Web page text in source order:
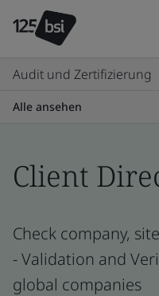
Audit und Zertifizierung
Alle ansehen
Client
Check company,
- Validation and
global companies